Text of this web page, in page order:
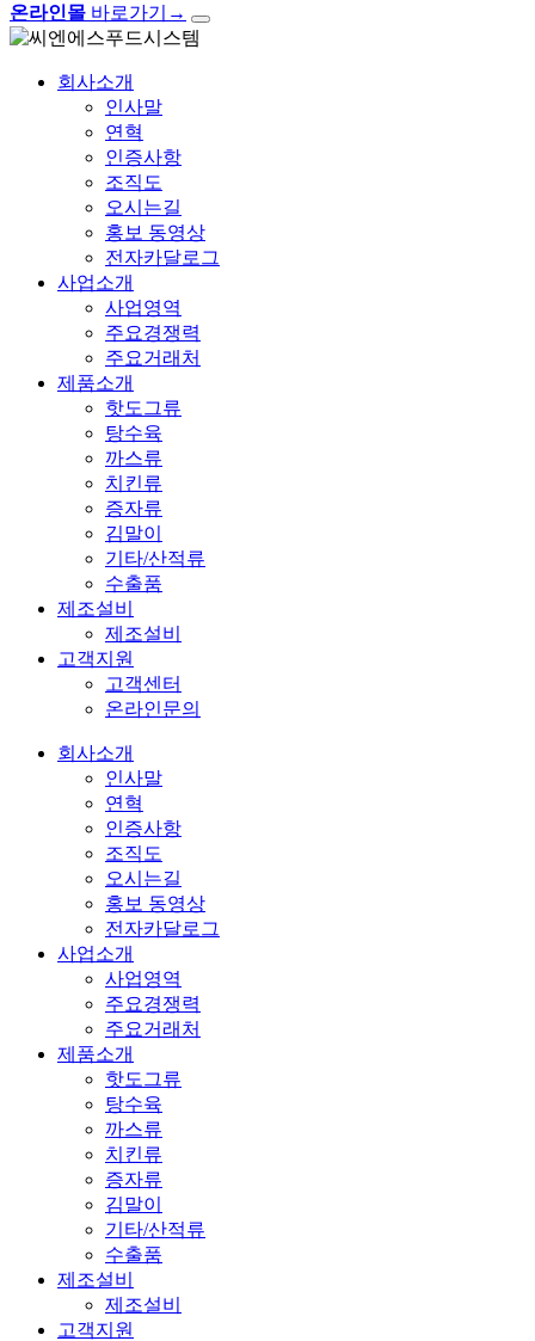
온라인몰 바로가기 →
회사소개
인사말
연혁
인증사항
조직도
오시는길
홍보 동영상
전자카달로그
사업소개
사업영역
주요경쟁력
주요거래처
제품소개
핫도그류
탕수육
까스류
치킨류
증자류
김말이
기타/산적류
수출품
제조설비
제조설비
고객지원
고객센터
온라인문의
회사소개
인사말
연혁
인증사항
조직도
오시는길
홍보 동영상
전자카달로그
사업소개
사업영역
주요경쟁력
주요거래처
제품소개
핫도그류
탕수육
까스류
치킨류
증자류
김말이
기타/산적류
수출품
제조설비
제조설비
고객지원